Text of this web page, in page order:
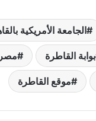
الجامعة الأمريكية
بوابة القاطرة مصر
موقع القاطرة